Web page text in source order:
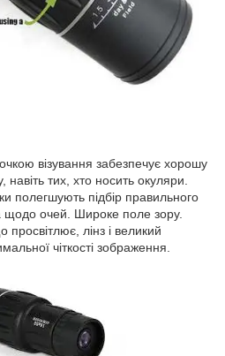
візування забезпечує хорошу
навіть тих, хто носить окуляри.
полегшують підбір правильного
щодо очей. Широке поле зору.
лінз і великий
чіткості зображення.